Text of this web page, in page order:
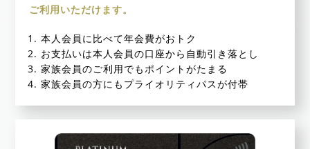
ご利用いただけます。
本人会員に比べて年会費がおトク
お支払いは本人会員の口座から自動引き落とし
家族会員のご利用でもポイントがたまる
家族会員の方にもプライオリティパスが付帯